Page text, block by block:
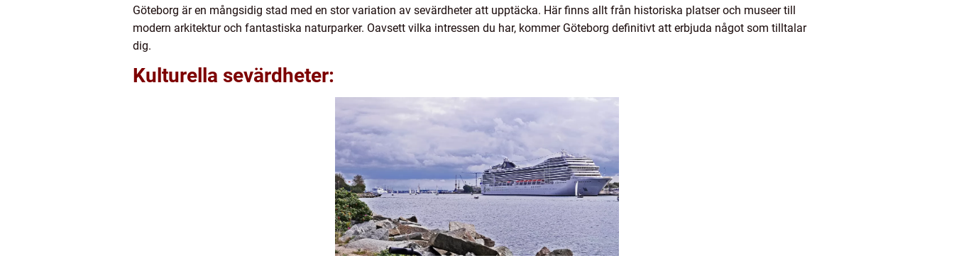
Göteborg är en mångsidig stad med en stor variation av sevärdheter att upptäcka. Här finns allt från historiska platser och museer till
modern arkitektur och fantastiska naturparker. Oavsett vilka intressen du har, kommer Göteborg definitivt att erbjuda något som tilltalar
dig.
Kulturella sevärdheter: